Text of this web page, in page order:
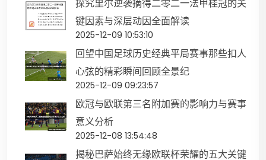
探究里尔逆袭摘得二零二一法甲桂冠的关
键因素与深层动因全面解读
2025-12-09 10:53:10
回望中国足球历史经典平局赛事那些扣人
心弦的精彩瞬间回顾全景纪
2025-12-09 09:23:57
欧冠与欧联第三名附加赛的影响力与赛事
意义分析
2025-12-08 13:54:48
揭秘巴萨始终无缘欧联杯荣耀的五大关键